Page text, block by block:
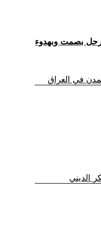
رحل بصمت وبهدوء
في العراق
الديني